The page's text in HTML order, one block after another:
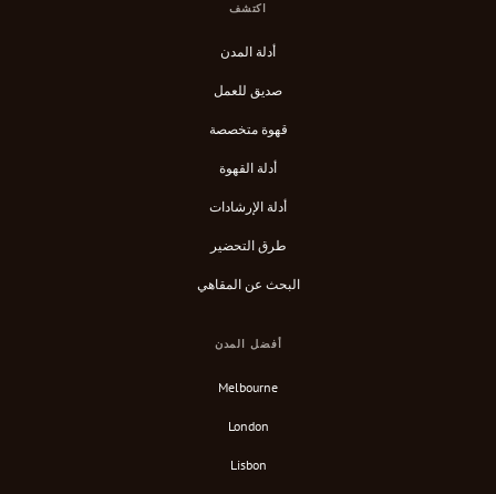
اكتشف
أدلة المدن
صديق للعمل
قهوة متخصصة
أدلة القهوة
أدلة الإرشادات
طرق التحضير
البحث عن المقاهي
أفضل المدن
Melbourne
London
Lisbon